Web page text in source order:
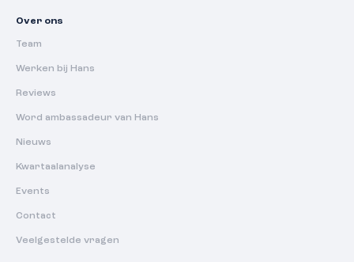
Over ons
Team
Werken bij Hans
Reviews
Word ambassadeur van Hans
Nieuws
Kwartaalanalyse
Events
Contact
Veelgestelde vragen